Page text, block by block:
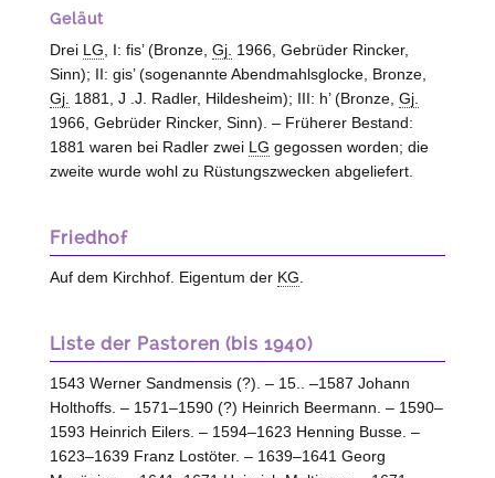
Geläut
Drei LG , I: fis’ (Bronze, Gj. 1966, Gebrüder Rincker,
Sinn); II: gis’ (sogenannte Abendmahlsglocke, Bronze,
Gj. 1881, J .J. Radler, Hildesheim); III: h’ (Bronze, Gj.
1966, Gebrüder Rincker, Sinn). – Früherer Bestand:
1881 waren bei Radler zwei LG gegossen worden; die
zweite wurde wohl zu Rüstungszwecken abgeliefert.
Friedhof
Auf dem Kirchhof. Eigentum der KG
Liste der Pastoren (bis 1940)
1543 Werner Sandmensis (?). – 15.. –1587 Johann
Holthoffs. – 1571–1590 (?) Heinrich Beermann. – 1590–
1593 Heinrich Eilers. – 1594–1623 Henning Busse. –
1623–1639 Franz Lostöter. – 1639–1641 Georg